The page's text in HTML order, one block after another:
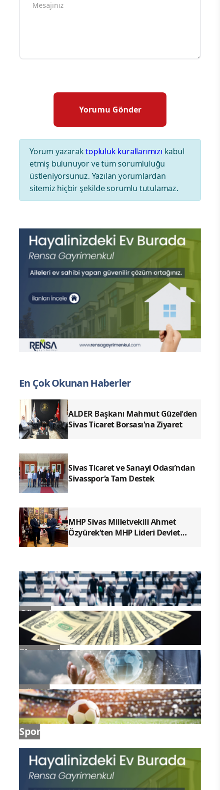
Yorum yazaraktopluluk kurallarımızı kabul
etmiş bulunuyor ve tüm sorumluluğu
üstleniyorsunuz. Yazılan yorumlardan
sitemiz hiçbir şekilde sorumlu tutulamaz.
En Çok Okunan Haberler
ALDER Başkanı Mahmut Güzel'den
Sivas Ticaret Borsası'na Ziyaret
Sivas Ticaret ve Sanayi Odası’ndan
Sivasspor’a Tam Destek
MHP Sivas Milletvekili Ahmet
Özyürek’ten MHP Lideri Devlet
Güncel
Ekonomi
Dünya
Spor